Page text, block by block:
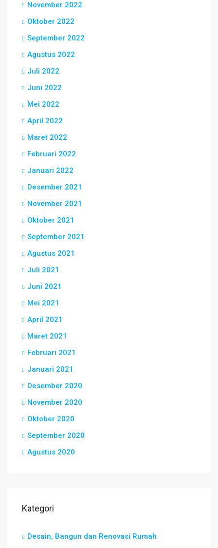
November 2022
Oktober 2022
September 2022
Agustus 2022
Juli 2022
Juni 2022
Mei 2022
April 2022
Maret 2022
Februari 2022
Januari 2022
Desember 2021
November 2021
Oktober 2021
September 2021
Agustus 2021
Juli 2021
Juni 2021
Mei 2021
April 2021
Maret 2021
Februari 2021
Januari 2021
Desember 2020
November 2020
Oktober 2020
September 2020
Agustus 2020
Kategori
Desain, Bangun dan Renovasi Rumah